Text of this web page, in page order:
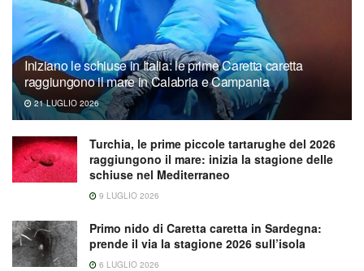
Iniziano le schiuse in Italia: le prime Caretta caretta
raggiungono il mare in Calabria e Campania
21 LUGLIO 2026
Turchia, le prime piccole tartarughe del 2026
raggiungono il mare: inizia la stagione delle
schiuse nel Mediterraneo
9 LUGLIO 2026
Primo nido di Caretta caretta in Sardegna:
prende il via la stagione 2026 sull’isola
6 LUGLIO 2026